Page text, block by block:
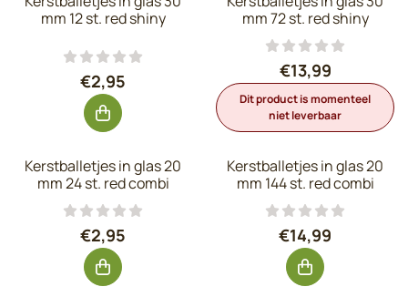
mm 12 st. red shiny
Prijs: 2,95, exclusief btw: 2,44
€2,95
mm 72 st. red shiny
Prijs: 13,99,
€13,99
Dit product is momenteel
niet leverbaar
Kerstballetjes in glas 20
mm 24 st. red combi
Prijs: 2,95, exclusief btw: 2,44
€2,95
Kerstballetjes in glas 20
mm 144 st. red combi
Prijs: 14,99,
€14,99